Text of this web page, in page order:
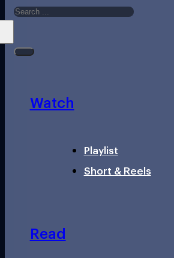
Watch
Playlist
Short & Reels
Read